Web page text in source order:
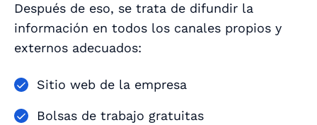
Después de eso, se trata de difundir la
información en todos los canales propios y
externos adecuados:
Sitio web de la empresa
Bolsas de trabajo gratuitas